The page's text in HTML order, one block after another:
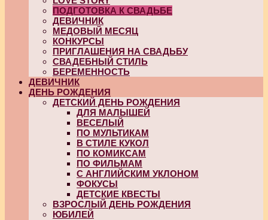
ПОДГОТОВКА К СВАДЬБЕ
ДЕВИЧНИК
МЕДОВЫЙ МЕСЯЦ
КОНКУРСЫ
ПРИГЛАШЕНИЯ НА СВАДЬБУ
СВАДЕБНЫЙ СТИЛЬ
БЕРЕМЕННОСТЬ
ДЕВИЧНИК
ДЕНЬ РОЖДЕНИЯ
ДЕТСКИЙ ДЕНЬ РОЖДЕНИЯ
ДЛЯ МАЛЫШЕЙ
ВЕСЕЛЫЙ
ПО МУЛЬТИКАМ
В СТИЛЕ КУКОЛ
ПО КОМИКСАМ
ПО ФИЛЬМАМ
С АНГЛИЙСКИМ УКЛОНОМ
ФОКУСЫ
ДЕТСКИЕ КВЕСТЫ
ВЗРОСЛЫЙ ДЕНЬ РОЖДЕНИЯ
ЮБИЛЕЙ